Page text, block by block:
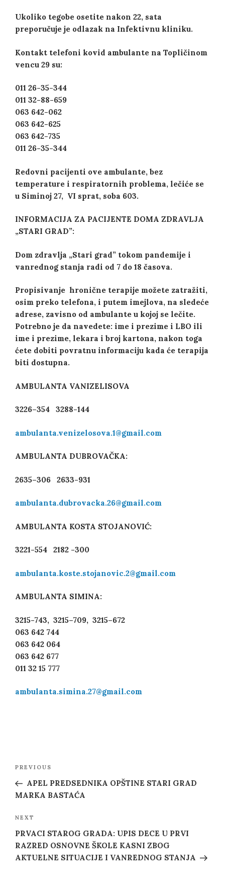
Ukoliko tegobe osetite nakon 22, sata
preporučuje je odlazak na Infektivnu kliniku.
Kontakt telefoni kovid ambulante na Topličinom
vencu 29 su:
011 26-35-344
011 32-88-659
063 642-062
063 642-625
063 642-735
011 26-35-344
Redovni pacijenti ove ambulante, bez
temperature i respiratornih problema, lečiće se
u Siminoj 27, VI sprat, soba 603.
INFORMACIJA ZA PACIJENTE DOMA ZDRAVLJA
„STARI GRAD”:
Dom zdravlja „Stari grad” tokom pandemije i
vanrednog stanja radi od 7 do 18 časova.
Propisivanje hronične terapije možete zatražiti,
osim preko telefona, i putem imejlova, na sledeće
adrese, zavisno od ambulante u kojoj se lečite.
Potrebno je da navedete: ime i prezime i LBO ili
ime i prezime, lekara i broj kartona, nakon toga
ćete dobiti povratnu informaciju kada će terapija
biti dostupna.
AMBULANTA VANIZELISOVA
3226–354 3288-144
ambulanta.venizelosova.1@gmail.com
AMBULANTA DUBROVAČKA:
2635–306 2633-931
ambulanta.dubrovacka.26@gmail.com
AMBULANTA KOSTA STOJANOVIĆ:
3221-554 2182 -300
ambulanta.koste.stojanovic.2@gmail.com
AMBULANTA SIMINA:
3215-743, 3215–709, 3215–672
063 642 744
063 642 064
063 642 677
011 32 15 777
ambulanta.simina.27@gmail.com
Post
Previous
Post
PREVIOUS
APEL PREDSEDNIKA OPŠTINE STARI GRAD
MARKA BASTAĆA
Next
Post
NEXT
PRVACI STAROG GRADA: UPIS DECE U PRVI
RAZRED OSNOVNE ŠKOLE KASNI ZBOG
AKTUELNE SITUACIJE I VANREDNOG STANJA